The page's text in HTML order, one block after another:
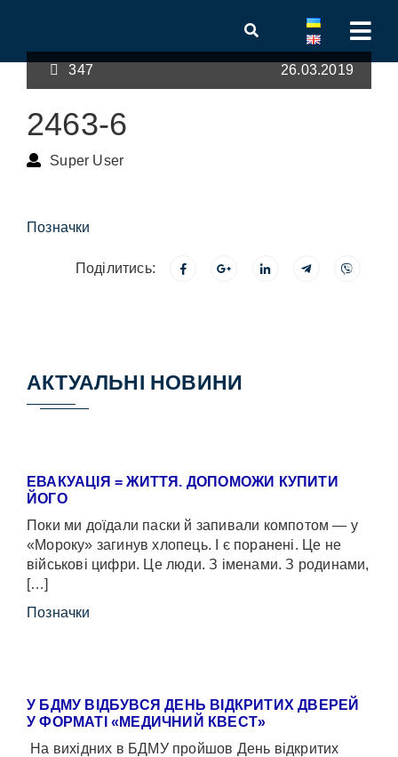
347 26.03.2019
2463-6
Super User
Позначки
Поділитись:
АКТУАЛЬНІ НОВИНИ
ЕВАКУАЦІЯ = ЖИТТЯ. ДОПОМОЖИ КУПИТИ
ЙОГО
Поки ми доїдали паски й запивали компотом — у
«Мороку» загинув хлопець. І є поранені. Це не
військові цифри. Це люди. З іменами. З родинами,
[…]
Позначки
У БДМУ ВІДБУВСЯ ДЕНЬ ВІДКРИТИХ ДВЕРЕЙ
У ФОРМАТІ «МЕДИЧНИЙ КВЕСТ»
На вихідних в БДМУ пройшов День відкритих